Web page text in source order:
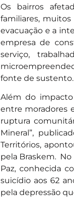
Os bairros
familiares,
evacuação e a
empresa de
serviço,
fonte de sustento.
Além do
entre moradores
ruptura
Mineral”,
Territórios,
pela Braskem. No
Paz, conhecida
suicídio aos 62
pela depressão